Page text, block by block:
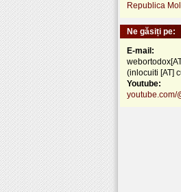
Republica
Ne găsiți pe:
E-mail:
(inlocuiti [AT]
Youtube:
youtube.com/